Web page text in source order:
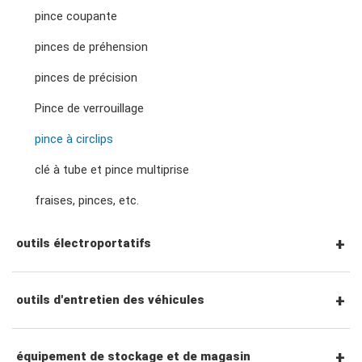
clés à molette et pinces
Accessoires entraînement 1/2"
Accessoires entraînement 3/4"
Douilles à chocs à prise 3/4"
accessoires de prise
tournevis hexagonaux
tournevis torx
pince coupante
pinces de préhension
pinces de précision
Pince de verrouillage
pince à circlips
clé à tube et pince multiprise
fraises, pinces, etc.
outils électroportatifs
outils pneumatiques
accessoires pour outils électriques
outils d'entretien des véhicules
outils de service général
équipement de stockage et de magasin